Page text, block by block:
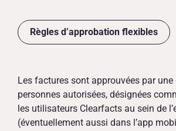
Règles d’approbation flexibles
Les factures sont approuvées par
personnes autorisées, désignées
les utilisateurs Clearfacts au sein de
(éventuellement aussi dans l’app